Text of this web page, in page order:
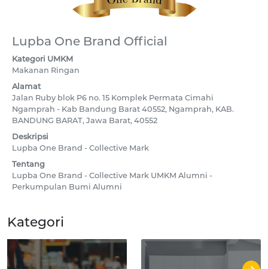
Lupba One Brand Official
Kategori UMKM
Makanan Ringan
Alamat
Jalan Ruby blok P6 no. 15 Komplek Permata Cimahi
Ngamprah - Kab Bandung Barat 40552, Ngamprah, KAB.
BANDUNG BARAT, Jawa Barat, 40552
Deskripsi
Lupba One Brand - Collective Mark
Tentang
Lupba One Brand - Collective Mark UMKM Alumni -
Perkumpulan Bumi Alumni
Kategori